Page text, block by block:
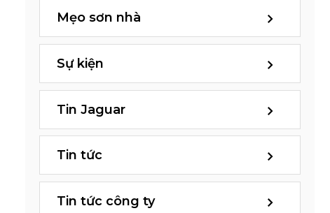
Mẹo sơn nhà
Sự kiện
Tin Jaguar
Tin tức
Tin tức công ty